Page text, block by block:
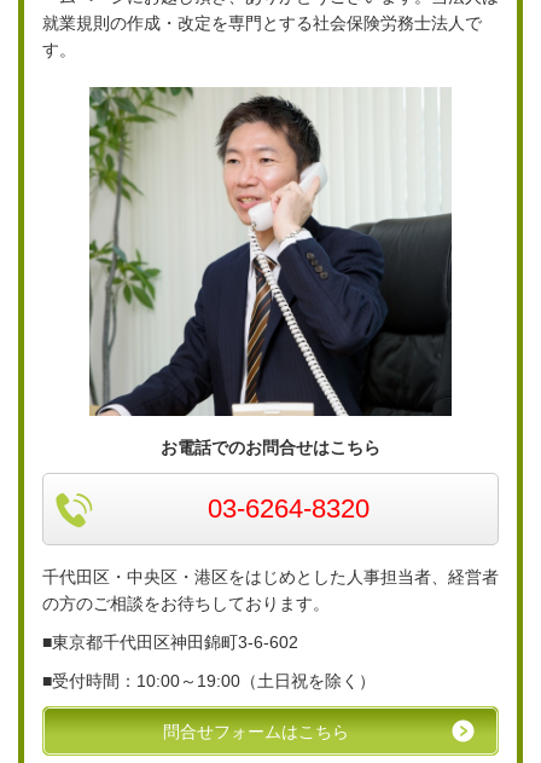
就業規則の作成・改定を専門とする社会保険労務士法人で
す。
お電話でのお問合せはこちら
03-6264-8320
千代田区・中央区・港区をはじめとした人事担当者、経営者
の方のご相談をお待ちしております。
■東京都千代田区神田錦町3-6-602
■受付時間：10:00～19:00（土日祝を除く）
問合せフォームはこちら